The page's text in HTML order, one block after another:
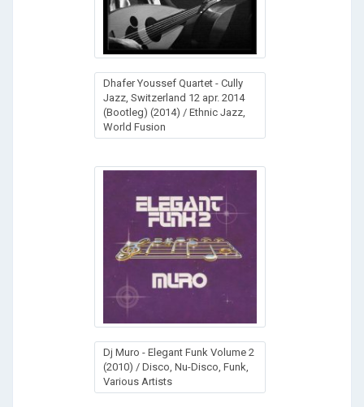
Dhafer Youssef Quartet - Cully
Jazz, Switzerland 12 apr. 2014
(Bootleg) (2014) / Ethnic Jazz,
World Fusion
Dj Muro - Elegant Funk Volume 2
(2010) / Disco, Nu-Disco, Funk,
Various Artists